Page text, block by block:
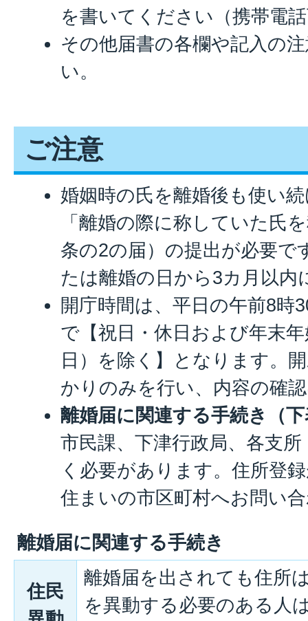
を書いてください（携帯電
その他届書の各欄や記入の
い。
ご注意
婚姻時の氏を離婚後も使い
「離婚の際に称していた氏
条の2の届）の提出が必要で
たは離婚の日から3カ月以内
開庁時間は、平日の午前8時
で【祝日・休日および年末
日）を除く】となります。
かりのみを行い、内容の確
離婚届に関連する手続き（
市民課、下津行政局、各支
く必要があります。住所登
住まいの市区町村へお問い
離婚届に関連する手続き
住民
離婚届を出されても住所
を異動する必要のある人